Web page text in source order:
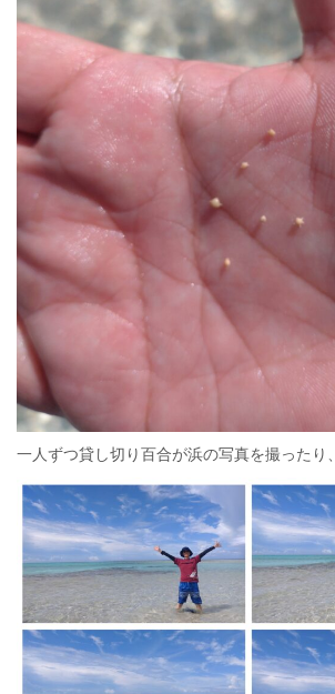
一人ずつ貸し切り百合が浜の写真を撮ったり、